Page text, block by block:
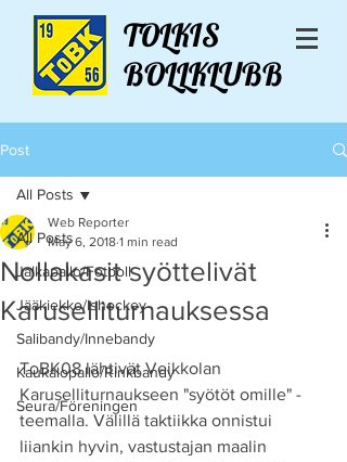
TOLKIS
BOLLKLUBB
Post
All Posts
Jalkapallo/Fotboll
Jääkiekko/Ishockey
Salibandy/Innebandy
Kaukalopallo/Rinkbandy
Seura/Föreningen
All Posts
Nollakasit syöttelivät
Karuselliturnauksessa
Web Reporter
May 6, 2018 1 min read
ToBK08 lähtivät Veikkolan
Karuselliturnaukseen "syötöt omille" -
teemalla. Välillä taktiikka onnistui
liiankin hyvin, vastustajan maalin